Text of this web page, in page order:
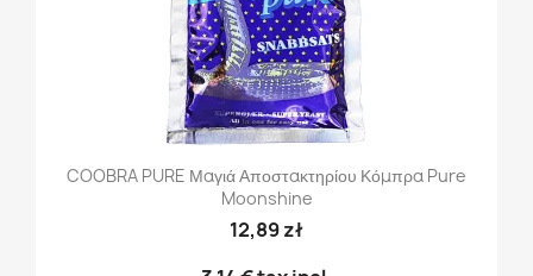
COOBRA PURE Μαγιά Αποστακτηρίου Κόμπρα Pure
Moonshine
12,89 zł